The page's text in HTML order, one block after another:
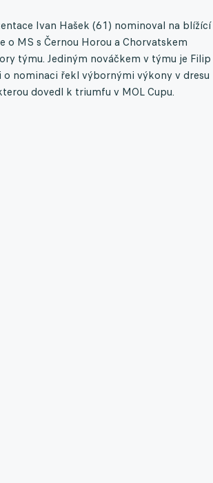
Ivan Hašek (61) nominoval na blížící
o MS s Černou Horou a Chorvatskem
týmu. Jediným nováčkem v týmu je Filip
o nominaci řekl výbornými výkony v dresu
dovedl k triumfu v MOL Cupu.